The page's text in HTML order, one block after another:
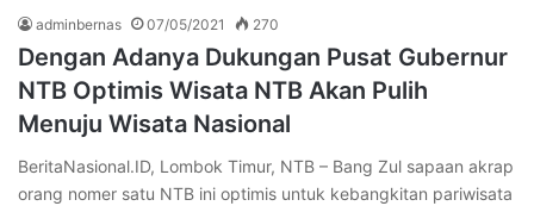
adminbernas 07/05/2021 270
Dengan Adanya Dukungan Pusat Gubernur
NTB Optimis Wisata NTB Akan Pulih
Menuju Wisata Nasional
BeritaNasional.ID, Lombok Timur, NTB – Bang Zul sapaan akrap
orang nomer satu NTB ini optimis untuk kebangkitan pariwisata